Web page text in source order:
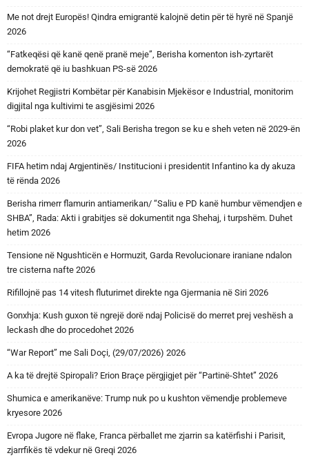
Me not drejt Europës! Qindra emigrantë kalojnë detin për të hyrë në Spanjë
2026
“Fatkeqësi që kanë qenë pranë meje”, Berisha komenton ish-zyrtarët
demokratë që iu bashkuan PS-së 2026
Krijohet Regjistri Kombëtar për Kanabisin Mjekësor e Industrial, monitorim
digjital nga kultivimi te asgjësimi 2026
“Robi plaket kur don vet”, Sali Berisha tregon se ku e sheh veten në 2029-ën
2026
FIFA hetim ndaj Argjentinës/ Institucioni i presidentit Infantino ka dy akuza
të rënda 2026
Berisha rimerr flamurin antiamerikan/ “Saliu e PD kanë humbur vëmendjen e
SHBA”, Rada: Akti i grabitjes së dokumentit nga Shehaj, i turpshëm. Duhet
hetim 2026
Tensione në Ngushticën e Hormuzit, Garda Revolucionare iraniane ndalon
tre cisterna nafte 2026
Rifillojnë pas 14 vitesh fluturimet direkte nga Gjermania në Siri 2026
Gonxhja: Kush guxon të ngrejë dorë ndaj Policisë do merret prej veshësh a
leckash dhe do procedohet 2026
“War Report” me Sali Doçi, (29/07/2026) 2026
A ka të drejtë Spiropali? Erion Braçe përgjigjet për “Partinë-Shtet” 2026
Shumica e amerikanëve: Trump nuk po u kushton vëmendje problemeve
kryesore 2026
Evropa Jugore në flake, Franca përballet me zjarrin sa katërfishi i Parisit,
zjarrfikës të vdekur në Greqi 2026